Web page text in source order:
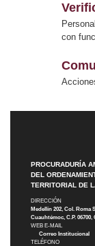
con
PROCURADURÍA
DEL
TERRITORIAL DE
DIRECCIÓN
Medellín 202, Col. Roma
Cuauhtémoc, C.P.
WEB E-MAIL
Correo Institucional
TELÉFONO